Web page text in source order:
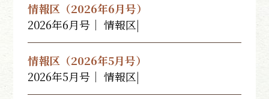
情報区（2026年6月号）
2026年6月号｜ 情報区|
情報区（2026年5月号）
2026年5月号｜ 情報区|